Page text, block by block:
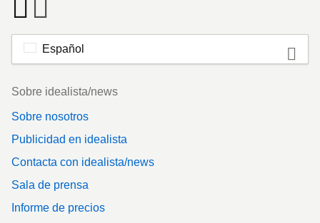
Español
Footer
Sobre idealista/news
Sobre nosotros
Publicidad en idealista
Contacta con idealista/news
Sala de prensa
Informe de precios